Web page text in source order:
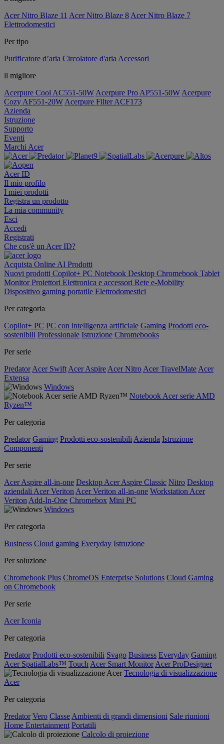
Acer Nitro Blaze 11 Acer Nitro Blaze 8 Acer Nitro Blaze 7
Elettrodomestici
Per tipo
Purificatore d’aria Circolatore d'aria Accessori
ll migliore
Acerpure Cool AC551-50W Acerpure Pro AP551-50W Acerpure
Cozy AF551-20W Acerpure Filter ACF173
Azienda
Istruzione
Supporto
Eventi
Marchi Acer
Acer ID
Il mio profilo
I miei prodotti
Registra un prodotto
La mia community
Esci
Accedi
Registrati
Che cos'è un Acer ID?
Acquista Online AI Prodotti
Nuovi prodotti Copilot+ PC Notebook Desktop Chromebook Tablet
MonitorProiettori Elettronica e accessori Rete e-Mobility
Dispositivo gaming portatile Elettrodomestici
Per categoria
Copilot+ PC PC con intelligenza artificiale Gaming Prodotti eco-
sostenibili Professionale Istruzione Chromebooks
Per serie
Predator Acer Swift Acer Aspire Acer Nitro Acer TravelMate Acer
Extensa
Windows
Notebook Acer serie AMD
Ryzen™
Per categoria
Predator Gaming Prodotti eco-sostenibili Azienda Istruzione
Componenti
Per serie
Acer Aspire all-in-one Desktop Acer Aspire Classic Nitro Desktop
aziendali Acer Veriton Acer Veriton all-in-one Workstation Acer
Veriton Add-In-One Chromebox Mini PC
Windows
Per categoria
Business Cloud gaming Everyday Istruzione
Per soluzione
Chromebook Plus ChromeOS Enterprise Solutions Cloud Gaming
on Chromebook
Per serie
Acer Iconia
Per categoria
Predator Prodotti eco-sostenibili Svago Business Everyday Gaming
Acer SpatialLabs™ Touch Acer Smart Monitor Acer ProDesigner
Tecnologia di visualizzazione
Acer
Per categoria
Predator Vero Classe Ambienti di grandi dimensioni Sale riunioni
Home Entertainment Portatili
Calcolo di proiezione